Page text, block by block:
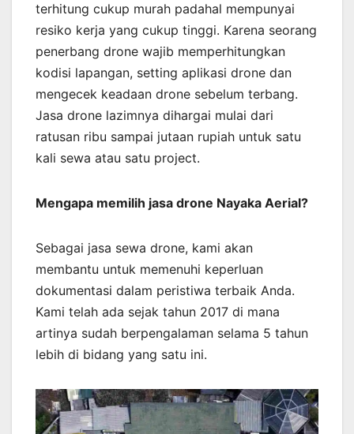
terhitung cukup murah padahal mempunyai
resiko kerja yang cukup tinggi. Karena seorang
penerbang drone wajib memperhitungkan
kodisi lapangan, setting aplikasi drone dan
mengecek keadaan drone sebelum terbang.
Jasa drone lazimnya dihargai mulai dari
ratusan ribu sampai jutaan rupiah untuk satu
kali sewa atau satu project.
Mengapa memilih jasa drone Nayaka Aerial?
Sebagai jasa sewa drone, kami akan
membantu untuk memenuhi keperluan
dokumentasi dalam peristiwa terbaik Anda.
Kami telah ada sejak tahun 2017 di mana
artinya sudah berpengalaman selama 5 tahun
lebih di bidang yang satu ini.